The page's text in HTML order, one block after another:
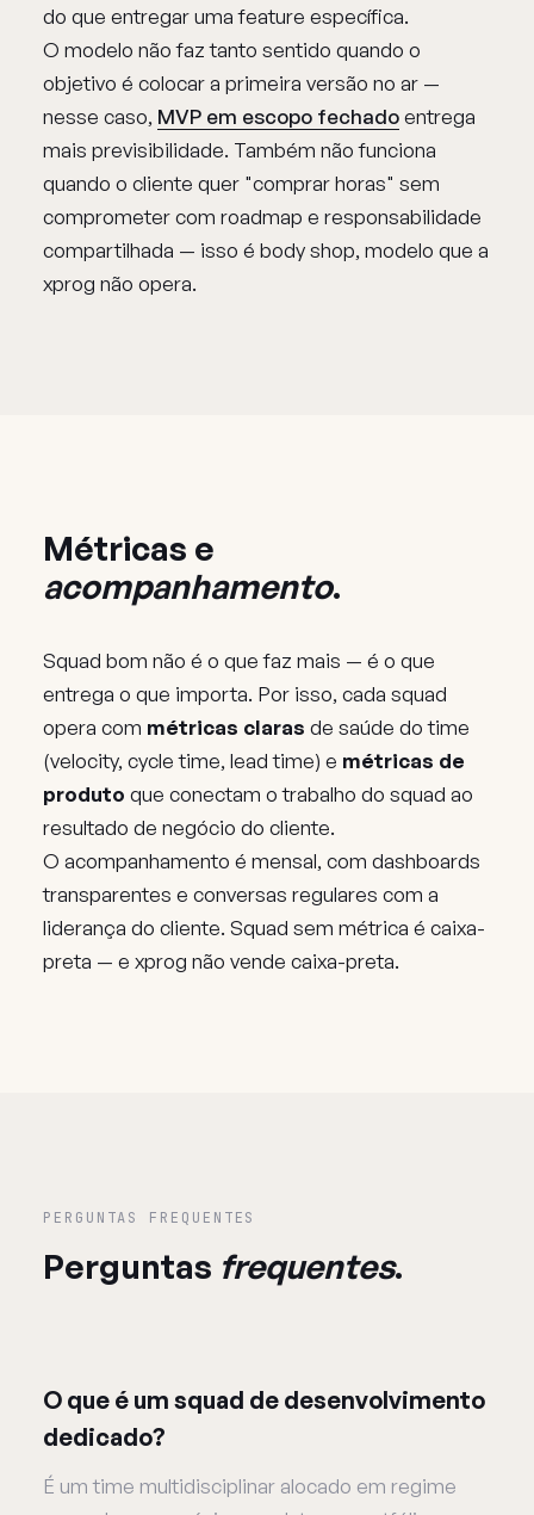
do que entregar uma feature específica.
O modelo não faz tanto sentido quando o
objetivo é colocar a primeira versão no ar —
nesse caso, MVP em escopo fechadoentrega
mais previsibilidade. Também não funciona
quando o cliente quer "comprar horas" sem
comprometer com roadmap e responsabilidade
compartilhada — isso é body shop, modelo que a
xprog não opera.
Métricas e
acompanhamento.
Squad bom não é o que faz mais — é o que
entrega o que importa. Por isso, cada squad
opera com métricas claras de saúde do time
(velocity, cycle time, lead time) e métricas de
produto que conectam o trabalho do squad ao
resultado de negócio do cliente.
O acompanhamento é mensal, com dashboards
transparentes e conversas regulares com a
liderança do cliente. Squad sem métrica é caixa-
preta — e xprog não vende caixa-preta.
PERGUNTAS FREQUENTES
Perguntas frequentes.
O que é um squad de desenvolvimento
dedicado?
É um time multidisciplinar alocado em regime